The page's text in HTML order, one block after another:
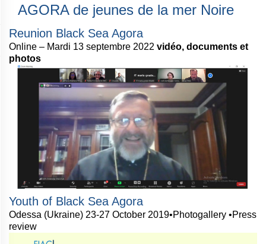
AGORA de jeunes de la mer Noire
Reunion Black Sea Agora
Online – Mardi 13 septembre 2022 vidéo, documents et
photos
Youth of Black Sea Agora
Odessa (Ukraine) 23-27 October 2019•Photogallery •Press
review